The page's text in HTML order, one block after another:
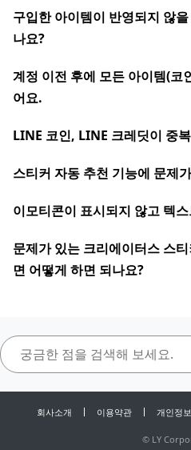
구입한 아이템이 반영되지 않
나요?
계정 이전 후에 모든 아이템(코
어요.
LINE 코인, LINE 크레딧이 중
스티커 자동 추천 기능에 문제
이모티콘이 표시되지 않고 텍
문제가 있는 크리에이터스 스
면 어떻게 하면 되나요?
회사소개 이용약관 개인정
© LY